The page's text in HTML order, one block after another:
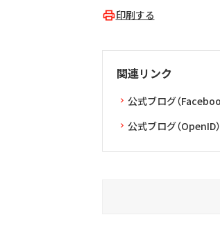
印刷する
関連リンク
公式ブログ（
公式ブログ（OpenID）